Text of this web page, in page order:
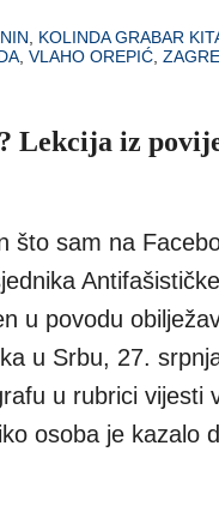
, KOLINDA GRABAR
, VLAHO OREPIĆ,
Lekcija iz
što sam na
u povodu
u Srbu, 27.
u rubrici vijesti
osoba je kazalo